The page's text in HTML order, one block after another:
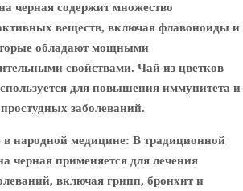
черная содержит множество
веществ, включая флавоноиды и
обладают мощными
свойствами. Чай из цветков
для повышения иммунитета и
заболеваний.
в народной медицине: В традиционной
черная применяется для лечения
включая грипп, бронхит и